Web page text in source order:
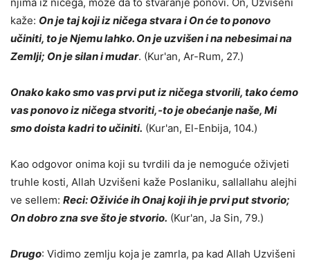
kaže: On je taj koji iz ničega stvara i On će to ponovo
učiniti, to je Njemu lahko. On je uzvišen i na nebesimai na
Zemlji; On je silan i mudar. (Kur'an, Ar-Rum, 27.)
Onako kako smo vas prvi put iz ničega stvorili, tako ćemo
vas ponovo iz ničega stvoriti,-to je obećanje naše, Mi
smo doista kadri to učiniti. (Kur'an, El-Enbija, 104.)
Kao odgovor onima koji su tvrdili da je nemoguće oživjeti
truhle kosti, Allah Uzvišeni kaže Poslaniku, sallallahu alejhi
ve sellem: Reci: Oživiće ih Onaj koji ih je prvi put stvorio;
On dobro zna sve što je stvorio. (Kur'an, Ja Sin, 79.)
Drugo: Vidimo zemlju koja je zamrla, pa kad Allah Uzvišeni